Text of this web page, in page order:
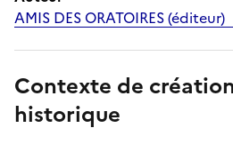
AMIS DES ORATOIRES (éditeur)
Contexte de
historique